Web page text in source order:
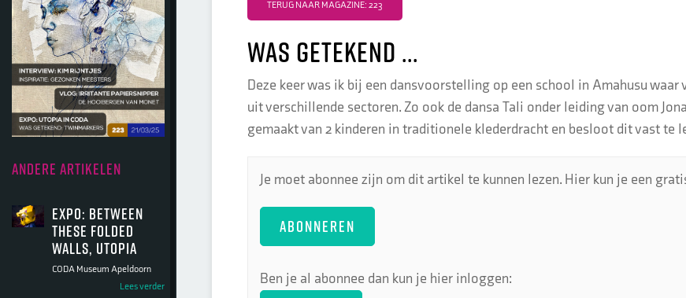
ANDERE ARTIKELEN
Expo: Between
these folded
walls, Utopia
CODA Museum Apeldoorn
Lees verder
TERUG NAAR MAGAZINE: 223
Was getekend ...
Deze keer was ik bij een dansvoorstelling op een school in Amahusu
uit verschillende sectoren. Zo ook de dansa Tali onder leiding van oom
gemaakt van 2 kinderen in traditionele klederdracht en besloot dit vast te
Je moet abonnee zijn om dit artikel te kunnen lezen. Hier kun je een
ABONNEREN
Ben je al abonnee dan kun je hier inloggen: